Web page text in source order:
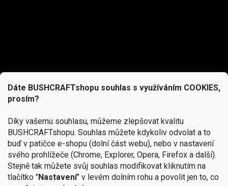
Dáte BUSHCRAFTshopu souhlas s využíváním COOKIES,
prosím?
Díky vašemu souhlasu, můžeme zlepšovat kvalitu
BUSHCRAFTshopu. Souhlas můžete kdykoliv odvolat a to
buď v patičce e-shopu (dolní část webu), nebo v nastavení
svého prohlížeče (Chrome, Explorer, Opera, Firefox a další).
Stejně tak můžete svůj souhlas modifikovat kliknutím na
tlačítko "Nastavení" v levém dolním rohu a povolit jen to, co